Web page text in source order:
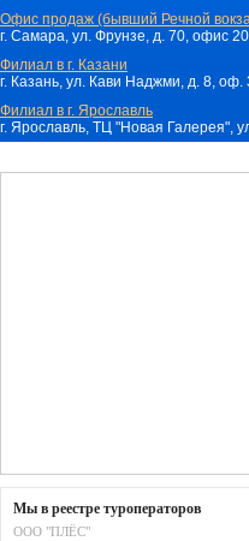
Офис продаж (бывший Речной
г. Самара, ул. Фрунзе, д. 70, офис
Филиал в г. Казани
г. Казань, ул. Кави Наджми, д. 8,
Филиал в г. Ярославль
г. Ярославль, ТЦ "Новая Галерея",
Мы в реестре туроператоров
ООО "ПЛЁС"